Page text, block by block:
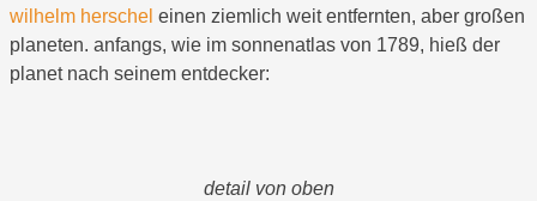
wilhelm herschel einen ziemlich weit entfernten, aber großen
planeten. anfangs, wie im sonnenatlas von 1789, hieß der
planet nach seinem entdecker:
detail von oben